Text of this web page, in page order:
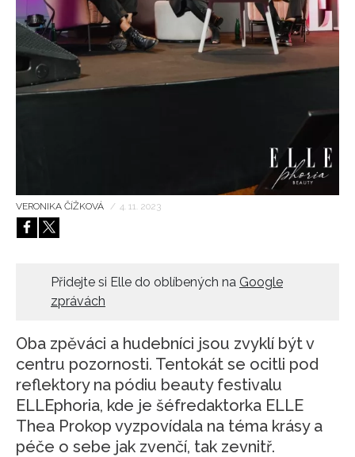
HOME
VERONIKA ČÍŽKOVÁ / 4. 11. 2023
Přidejte si Elle do oblíbených na Google
zprávách
Oba zpěváci a hudebníci jsou zvyklí být v
centru pozornosti. Tentokát se ocitli pod
reflektory na pódiu beauty festivalu
ELLEphoria, kde je šéfredaktorka ELLE
Thea Prokop vyzpovídala na téma krásy a
péče o sebe jak zvenčí, tak zevnitř.